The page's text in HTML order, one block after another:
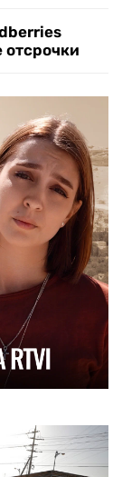
отсрочки